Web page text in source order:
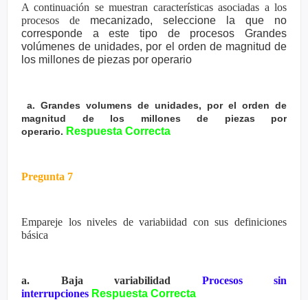
A continuación se muestran características asociadas a los
procesos de mecanizado, seleccione la que no
corresponde a este tipo de procesos Grandes
volúmenes de unidades, por el orden de magnitud de
los millones de piezas por operario
a. Grandes volumens de unidades, por el orden de
magnitud de los millones de piezas por
operario. Respuesta Correcta
Pregunta 7
Empareje los niveles de variabiidad con sus definiciones
básica
a. Baja variabilidad
Procesos sin
interrupciones Respuesta Correcta